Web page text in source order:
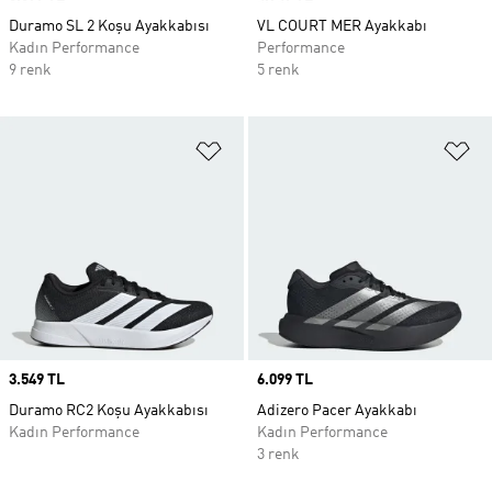
Duramo SL 2 Koşu Ayakkabısı
Kadın Performance
9 renk
VL COURT MER Ayakkabı
Performance
5 renk
Price
3.549 TL
Duramo RC2 Koşu Ayakkabısı
Kadın Performance
Price
6.099 TL
Adizero Pacer Ayakkabı
Kadın Performance
3 renk